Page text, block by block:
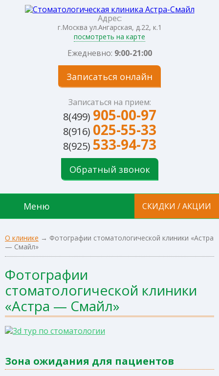
Адрес:
г.Москва ул.Ангарская, д.22, к.1
посмотреть на карте
Ежедневно: 9:00-21:00
Записаться онлайн
Записаться на прием:
8(499) 905-00-97
8(916) 025-55-33
8(925) 533-94-73
Обратный звонок
СКИДКИ / АКЦИИ
Меню
О клинике → Фотографии стоматологической клиники «Астра
— Смайл»
Фотографии
стоматологической клиники
«Астра — Смайл»
Зона ожидания для пациентов